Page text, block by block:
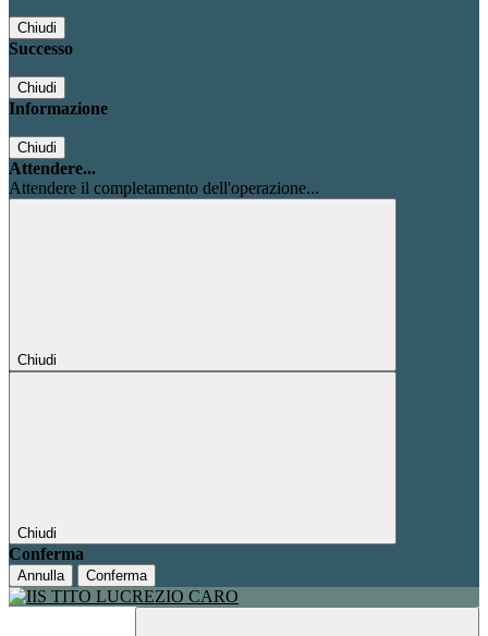
Chiudi
Successo
Chiudi
Informazione
Chiudi
Attendere...
Attendere il completamento dell'operazione...
Chiudi
Chiudi
Conferma
Annulla Conferma